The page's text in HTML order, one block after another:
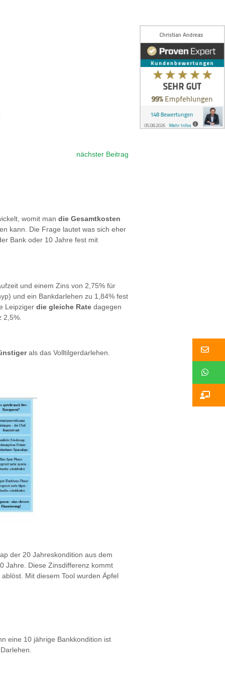
nächster Beitrag
womit man die Gesamtkosten
kann. Die Frage lautet was sich eher
Bank oder 10 Jahre fest mit
und einem Zins von 2,75% für
und ein Bankdarlehen zu 1,84% fest
Leipziger die gleiche Rate dagegen
als das Volltilgerdarlehen.
der 20 Jahreskondition aus dem
Jahre. Diese Zinsdifferenz kommt
Mit diesem Tool wurden Äpfel
eine 10 jährige Bankkondition ist